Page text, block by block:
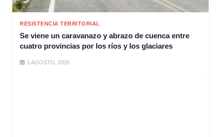
RESISTENCIA TERRITORIAL
Se viene un caravanazo y abrazo de cuenca entre
cuatro provincias por los ríos y los glaciares
1 AGOSTO, 2026